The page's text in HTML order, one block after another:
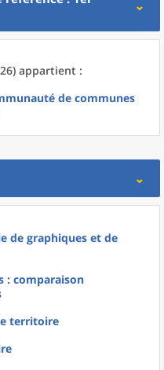
appartient :
de communes
de graphiques et de
: comparaison
territoire